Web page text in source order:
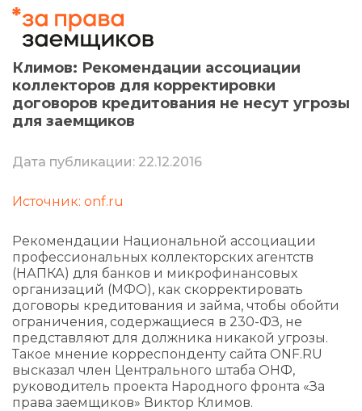
Климов: Рекомендации ассоциации
коллекторов для корректировки
договоров кредитования не несут угрозы
для заемщиков
Дата публикации: 22.12.2016
Источник: onf.ru
Рекомендации Национальной ассоциации
профессиональных коллекторских агентств
(НАПКА) для банков и микрофинансовых
организаций (МФО), как скорректировать
договоры кредитования и займа, чтобы обойти
ограничения, содержащиеся в 230-ФЗ, не
представляют для должника никакой угрозы.
Такое мнение корреспонденту сайта ONF.RU
высказал член Центрального штаба ОНФ,
руководитель проекта Народного фронта «За
права заемщиков» Виктор Климов.